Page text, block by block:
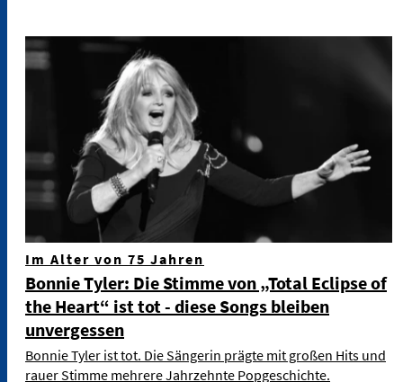
Im Alter von 75 Jahren
Bonnie Tyler: Die Stimme von „Total Eclipse of
the Heart“ ist tot - diese Songs bleiben
unvergessen
Bonnie Tyler ist tot. Die Sängerin prägte mit großen Hits und
rauer Stimme mehrere Jahrzehnte Popgeschichte.